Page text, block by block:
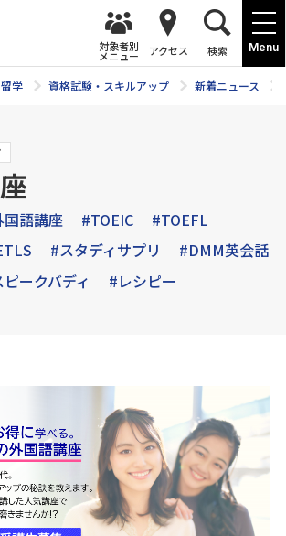
Menu
対象者別
メニュー アクセス 検索
学 資格試験・スキルアップ 新着ニュース
国語講座 #TOEIC
#TOEFL
#スタディサプリ
#DMM英会話
ークバディ
#レシピー